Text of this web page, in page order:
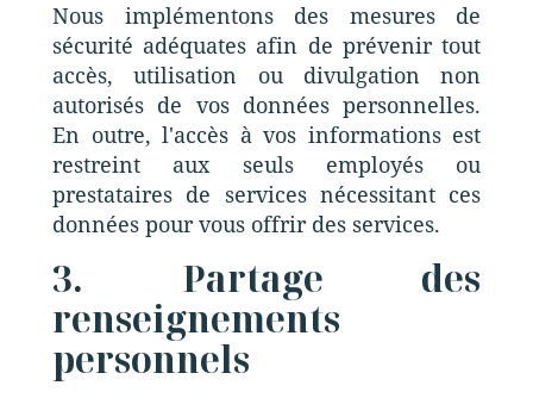
Nous implémentons des mesures de
sécurité adéquates afin de prévenir tout
accès, utilisation ou divulgation non
autorisés de vos données personnelles.
En outre, l'accès à vos informations est
restreint aux seuls employés ou
prestataires de services nécessitant ces
données pour vous offrir des services.
3. Partage des
renseignements
personnels